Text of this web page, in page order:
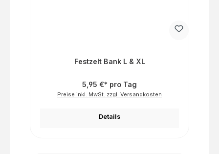
Festzelt Bank L & XL
5,95 €* pro Tag
Preise inkl. MwSt. zzgl. Versandkosten
Details